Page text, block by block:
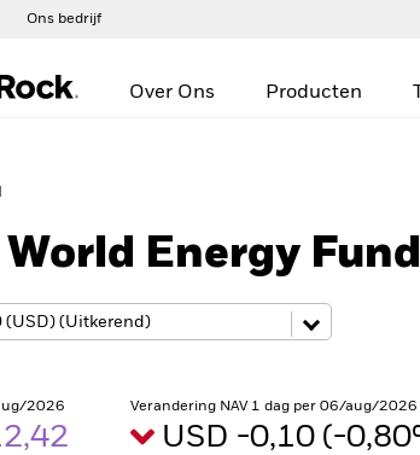
Ons bedrijf
Over Ons Producten
World Energy Fund
2026 Verandering NAV 1 dag per 06/aug/2026
USD -0,10 (-